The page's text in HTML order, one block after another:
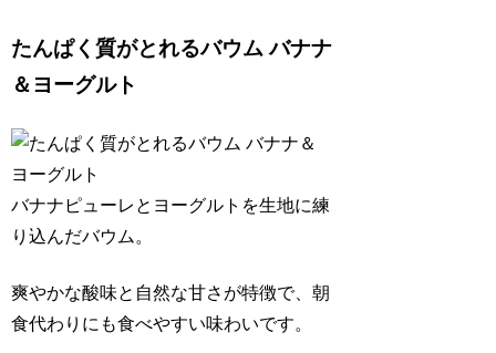
たんぱく質がとれるバウム バナナ
＆ヨーグルト
バナナピューレとヨーグルトを生地に練
り込んだバウム。
爽やかな酸味と自然な甘さが特徴で、朝
食代わりにも食べやすい味わいです。